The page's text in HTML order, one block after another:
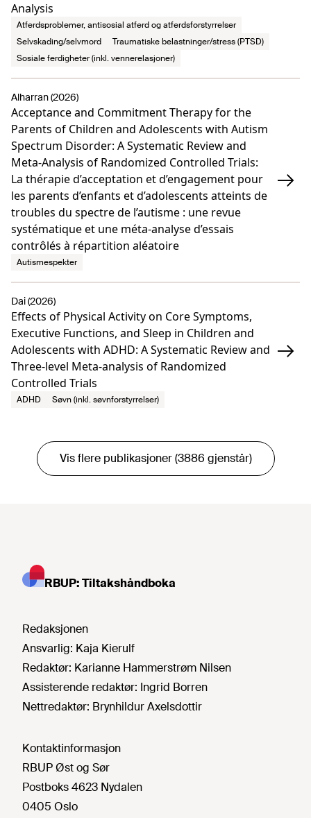
Analysis
Atferdsproblemer, antisosial atferd og atferdsforstyrrelser
Selvskading/selvmord
Traumatiske belastninger/stress (PTSD)
Sosiale ferdigheter (inkl. vennerelasjoner)
Acceptance and Commitment Therapy for the
Parents of Children and Adolescents with Autism
Spectrum Disorder: A Systematic Review and
Meta-Analysis of Randomized Controlled Trials:
La thérapie d’acceptation et d’engagement pour
les parents d’enfants et d’adolescents atteints de
troubles du spectre de l’autisme : une revue
systématique et une méta-analyse d’essais
contrôlés à répartition aléatoire
Alharran (2026)
Autismespekter
Effects of Physical Activity on Core Symptoms,
Executive Functions, and Sleep in Children and
Adolescents with ADHD: A Systematic Review and
Three-level Meta-analysis of Randomized
Controlled Trials
Dai (2026)
ADHD Søvn (inkl. søvnforstyrrelser)
Vis flere publikasjoner (3886 gjenstår)
RBUP: Tiltakshåndboka
Redaksjonen
Ansvarlig: Kaja Kierulf
Redaktør: Karianne Hammerstrøm Nilsen
Assisterende redaktør: Ingrid Borren
Nettredaktør: Brynhildur Axelsdottir
Kontaktinformasjon
RBUP Øst og Sør
Postboks 4623 Nydalen
0405 Oslo